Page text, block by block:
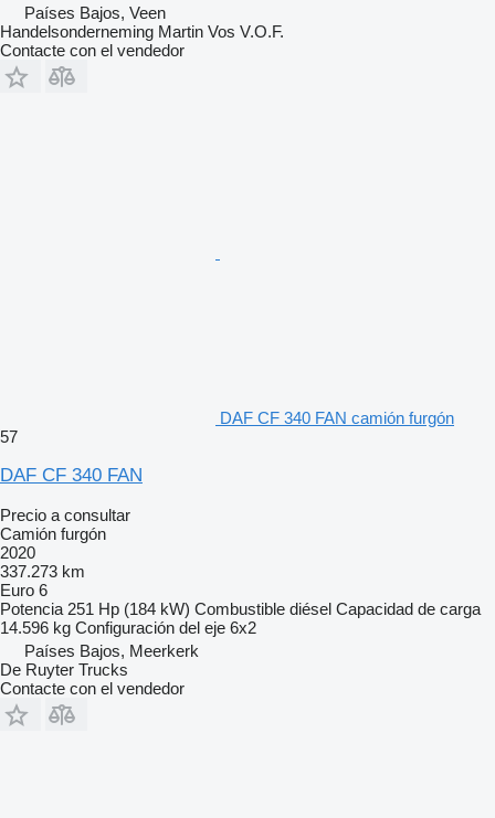
Países Bajos, Veen
Handelsonderneming Martin Vos V.O.F.
Contacte con el vendedor
DAF CF 340 FAN camión furgón
57
DAF CF 340 FAN
Precio a consultar
Camión furgón
2020
337.273 km
Euro 6
Potencia 251 Hp (184 kW) Combustible diésel Capacidad de carga
14.596 kg Configuración del eje 6x2
Países Bajos, Meerkerk
De Ruyter Trucks
Contacte con el vendedor